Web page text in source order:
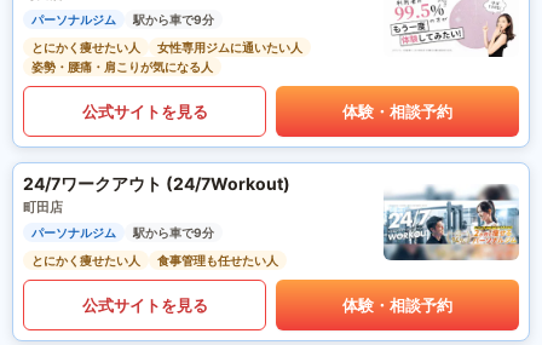
パーソナルジム
駅から車で9分
とにかく痩せたい人
女性専用ジムに通いたい人
姿勢・腰痛・肩こりが気になる人
公式サイトを見る 体験・相談予約
24/7ワークアウト (24/7Workout)
町田店
パーソナルジム
駅から車で9分
とにかく痩せたい人
食事管理も任せたい人
公式サイトを見る 体験・相談予約